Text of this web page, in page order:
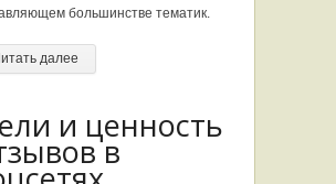
большинстве тематик.
далее
и ценность
в